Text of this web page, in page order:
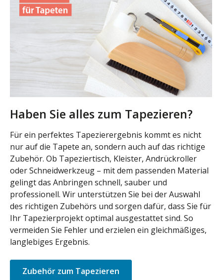
Haben Sie alles zum Tapezieren?
Für ein perfektes Tapezierergebnis kommt es nicht
nur auf die Tapete an, sondern auch auf das richtige
Zubehör. Ob Tapeziertisch, Kleister, Andrückroller
oder Schneidwerkzeug – mit dem passenden Material
gelingt das Anbringen schnell, sauber und
professionell. Wir unterstützen Sie bei der Auswahl
des richtigen Zubehörs und sorgen dafür, dass Sie für
Ihr Tapezierprojekt optimal ausgestattet sind. So
vermeiden Sie Fehler und erzielen ein gleichmäßiges,
langlebiges Ergebnis.
Zubehör zum Tapezieren